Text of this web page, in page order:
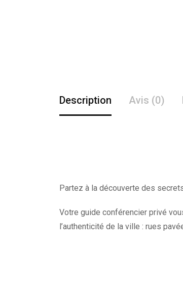
Description Avis (0)
Partez à la découverte des
Votre guide conférencier privé
l’authenticité de la ville : rues